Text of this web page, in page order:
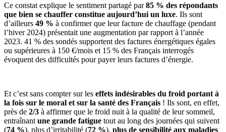
Ce constat explique le sentiment partagé par85 % des répondants
que bien se chauffer constitue aujourd’hui un luxe. Ils sont
d’ailleurs 49 % à confirmer que leur facture de chauffage (pendant
l’hiver 2024) présentait une augmentation par rapport à l’année
2023. 41 % des sondés supportent des factures énergétiques égales
ou supérieures à 150 €/mois et 15 % des Français interrogés
évoquent des difficultés pour payer leurs factures d’énergie.
Et c’est sans compter sur les effets indésirables du froid portant à
la fois sur le moral et sur la santé des Français ! Ils sont, en effet,
près de 2/3 à affirmer que le froid nuit à la qualité de leur sommeil,
entraînant une grande fatigue tout au long des journées qui suivent
(74 %), plus d’irritabilité (72 %), plus de sensibilité aux maladies